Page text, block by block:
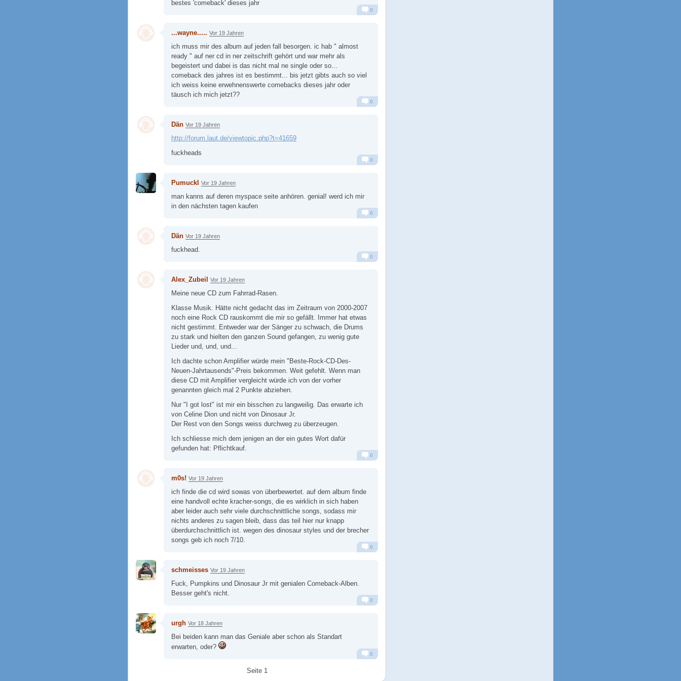
bestes 'comeback' dieses jahr
0
...wayne..... Vor 19 Jahren
ich muss mir des album auf jeden fall besorgen. ic hab " almost
ready " auf ner cd in ner zeitschrift gehört und war mehr als
begeistert und dabei is das nicht mal ne single oder so...
comeback des jahres ist es bestimmt... bis jetzt gibts auch so viel
ich weiss keine erwehnenswerte comebacks dieses jahr oder
täusch ich mich jetzt??
0
Dän Vor 19 Jahren
http://forum.laut.de/viewtopic.php?t=41659
fuckheads
0
Pumuckl Vor 19 Jahren
man kanns auf deren myspace seite anhören. genial! werd ich mir
in den nächsten tagen kaufen
0
Dän Vor 19 Jahren
fuckhead.
0
Alex_Zubeil Vor 19 Jahren
Meine neue CD zum Fahrrad-Rasen.
Klasse Musik. Hätte nicht gedacht das im Zeitraum von 2000-2007
noch eine Rock CD rauskommt die mir so gefällt. Immer hat etwas
nicht gestimmt. Entweder war der Sänger zu schwach, die Drums
zu stark und hielten den ganzen Sound gefangen, zu wenig gute
Lieder und, und, und...
Ich dachte schon Amplifier würde mein "Beste-Rock-CD-Des-
Neuen-Jahrtausends"-Preis bekommen. Weit gefehlt. Wenn man
diese CD mit Amplifier vergleicht würde ich von der vorher
genannten gleich mal 2 Punkte abziehen.
Nur "I got lost" ist mir ein bisschen zu langweilig. Das erwarte ich
von Celine Dion und nicht von Dinosaur Jr.
Der Rest von den Songs weiss durchweg zu überzeugen.
Ich schliesse mich dem jenigen an der ein gutes Wort dafür
gefunden hat: Pflichtkauf.
0
m0s! Vor 19 Jahren
ich finde die cd wird sowas von überbewertet. auf dem album finde
eine handvoll echte kracher-songs, die es wirklich in sich haben
aber leider auch sehr viele durchschnittliche songs, sodass mir
nichts anderes zu sagen bleib, dass das teil hier nur knapp
überdurchschnittlich ist. wegen des dinosaur styles und der brecher
songs geb ich noch 7/10.
0
schmeisses Vor 19 Jahren
Fuck, Pumpkins und Dinosaur Jr mit genialen Comeback-Alben.
Besser geht's nicht.
0
urgh Vor 18 Jahren
Bei beiden kann man das Geniale aber schon als Standart
erwarten, oder?
0
Seite 1